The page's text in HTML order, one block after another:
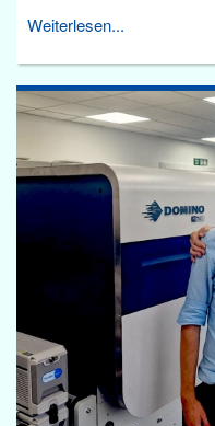
Weiterlesen...